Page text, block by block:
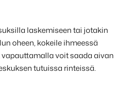
laskemiseen tai jotakin
oheen, kokeile ihmeessä
voit saada aivan
tutuissa rinteissä.